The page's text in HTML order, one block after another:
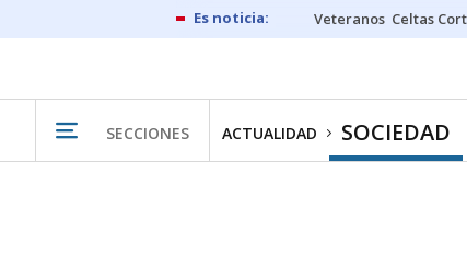
Veteranos Celtas
SECCIONES ACTUALIDAD SOCIEDAD